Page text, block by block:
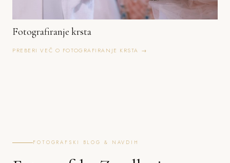
Fotografiranje krsta
PREBERI VEČ O FOTOGRAFIRANJE KRSTA →
FOTOGRAFSKI BLOG & NAVDIH